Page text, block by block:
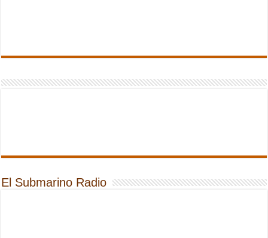
El Submarino Radio